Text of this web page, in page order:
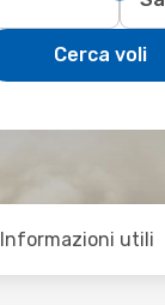
Cerca voli
Informazioni utili